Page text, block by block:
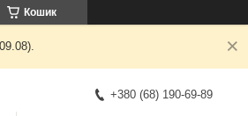
Кошик
+380 (68) 190-69-89